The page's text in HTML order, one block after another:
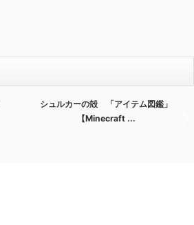
シュルカーの殻 「アイテム図鑑」
【Minecraft ...